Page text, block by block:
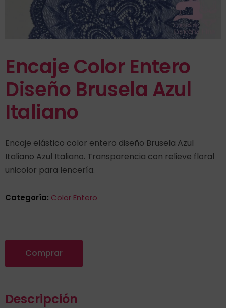
Encaje Color Entero
Diseño Brusela Azul
Italiano
Encaje elástico color entero diseño Brusela Azul
Italiano Azul Italiano. Transparencia con relieve floral
unicolor para lencería.
Categoría: Color Entero
Comprar
Descripción